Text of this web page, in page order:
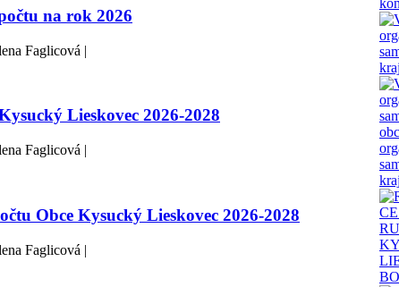
na rok 2026
Faglicová |
Lieskovec 2026-2028
Faglicová |
Obce Kysucký Lieskovec 2026-2028
Faglicová |